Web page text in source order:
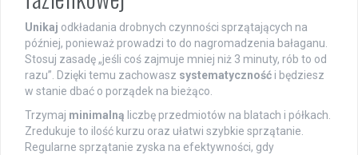
Unikaj odkładania drobnych czynności sprzątających na
później, ponieważ prowadzi to do nagromadzenia bałaganu.
Stosuj zasadę „jeśli coś zajmuje mniej niż 3 minuty, rób to od
razu”. Dzięki temu zachowasz systematyczność i będziesz
w stanie dbać o porządek na bieżąco.
Trzymaj minimalną liczbę przedmiotów na blatach i półkach.
Zredukuje to ilość kurzu oraz ułatwi szybkie sprzątanie.
Regularne sprzątanie zyska na efektywności, gdy